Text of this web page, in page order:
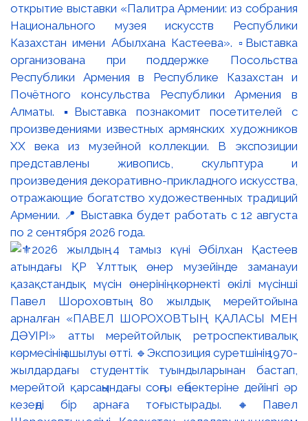
открытие выставки «Палитра Армении: из собрания
Национального музея искусств Республики
Казахстан имени Абылхана Кастеева». ▫️Выставка
организована при поддержке Посольства
Республики Армения в Республике Казахстан и
Почётного консульства Республики Армения в
Алматы. ▪️Выставка познакомит посетителей с
произведениями известных армянских художников
XX века из музейной коллекции. В экспозиции
представлены живопись, скульптура и
произведения декоративно-прикладного искусства,
отражающие богатство художественных традиций
Армении. 📍 Выставка будет работать с 12 августа
по 2 сентября 2026 года.